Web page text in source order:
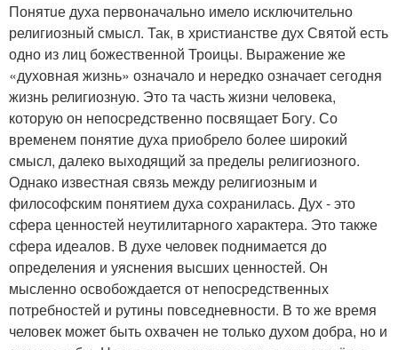
Понятuе духа первоначально имело исключительно
религиозный смысл. Так, в христианстве дух Святой есть
одно из лиц божественной Троицы. Выражение же
«духовная жизнь» означало и нередко означает сегодня
жизнь религиозную. Это та часть жизни человека,
которую он непосредственно посвящает Богу. Со
временем понятие духа приобрело более широкий
смысл, далеко выходящий за пределы религиозного.
Однако известная связь между религиозным и
философским понятием духа сохранилась. Дух - это
сфера ценностей неутилитарного характера. Это также
сфера идеалов. В духе человек поднимается до
определения и уяснения высших ценностей. Он
мысленно освобождается от непосредственных
потребностей и рутины повседневности. В то же время
человек может быть охвачен не только духом добра, но и